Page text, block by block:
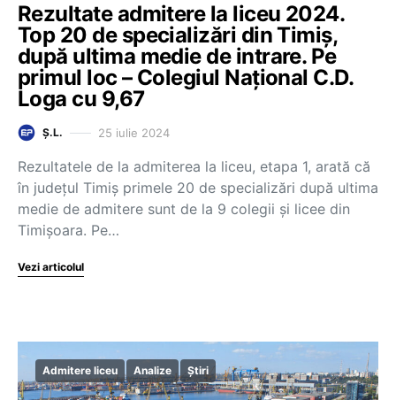
Rezultate admitere la liceu 2024.
Top 20 de specializări din Timiș,
după ultima medie de intrare. Pe
primul loc – Colegiul Național C.D.
Loga cu 9,67
Ș.L. 25 iulie 2024
Rezultatele de la admiterea la liceu, etapa 1, arată că
în județul Timiș primele 20 de specializări după ultima
medie de admitere sunt de la 9 colegii și licee din
Timișoara. Pe…
Vezi articolul
Admitere liceu Analize Știri